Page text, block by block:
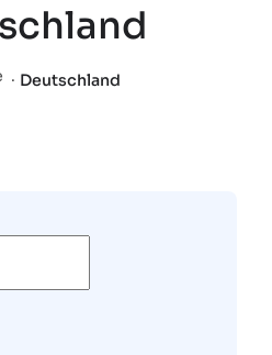
. Deutschland